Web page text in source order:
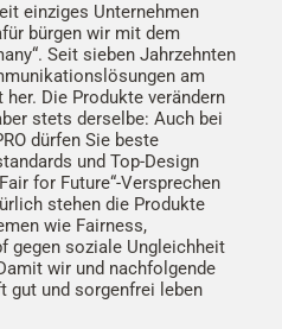
einziges Unternehmen
bürgen wir mit dem
Seit sieben Jahrzehnten
am
Die Produkte verändern
stets derselbe: Auch bei
dürfen Sie beste
und Top-Design
for Future“-Versprechen
stehen die Produkte
wie Fairness,
gegen soziale Ungleichheit
wir und nachfolgende
gut und sorgenfrei leben